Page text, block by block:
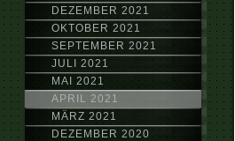
DEZEMBER 2021
OKTOBER 2021
SEPTEMBER 2021
JULI 2021
MAI 2021
APRIL 2021
MÄRZ 2021
DEZEMBER 2020